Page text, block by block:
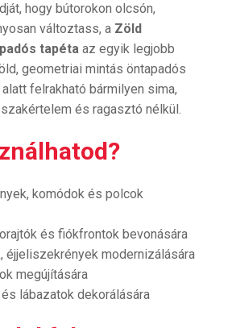
hogy bútorokon olcsón,
változtass, a Zöld
tapéta az egyik legjobb
geometriai mintás öntapadós
felrakható bármilyen sima,
és ragasztó nélkül.
komódok és polcok
és fiókfrontok bevonására
éjjeliszekrények modernizálására
megújítására
lábazatok dekorálására